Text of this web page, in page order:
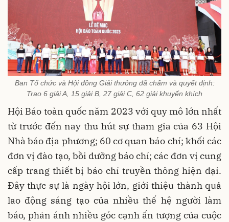
Ban Tổ chức và Hội đồng Giải thưởng đã chấm và quyết định:
Trao 6 giải A, 15 giải B, 27 giải C, 62 giải khuyến khích
Hội Báo toàn quốc năm 2023 với quy mô lớn nhất
từ trước đến nay thu hút sự tham gia của 63 Hội
Nhà báo địa phương; 60 cơ quan báo chí; khối các
đơn vị đào tạo, bồi dưỡng báo chí; các đơn vị cung
cấp trang thiết bị báo chí truyền thông hiện đại.
Đây thực sự là ngày hội lớn, giới thiệu thành quả
lao động sáng tạo của nhiều thế hệ người làm
báo, phản ánh nhiều góc cạnh ấn tượng của cuộc